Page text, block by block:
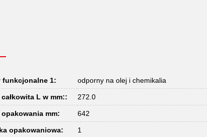
funkcjonalne 1: odporny na olej i chemikalia
całkowita L w mm:: 272.0
opakowania mm: 642
opakowaniowa: 1